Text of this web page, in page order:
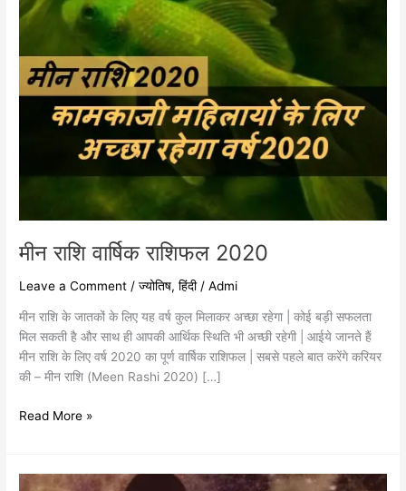
मीन राशि वार्षिक राशिफल 2020
Leave a Comment /ज्योतिष,हिंदी/Admi
मीन राशि के जातकों के लिए यह वर्ष कुल मिलाकर अच्छा रहेगा | कोई बड़ी सफलता
मिल सकती है और साथ ही आपकी आर्थिक स्थिति भी अच्छी रहेगी | आईये जानते हैं
मीन राशि के लिए वर्ष 2020 का पूर्ण वार्षिक राशिफल | सबसे पहले बात करेंगे करियर
की – मीन राशि (Meen Rashi 2020) […]
Read More »
कुंभ